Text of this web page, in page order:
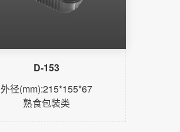
D-153
外径(mm):215*155*67
熟食包装类